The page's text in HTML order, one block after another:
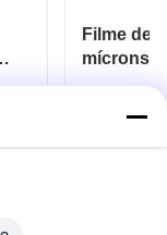
Filme de
mícrons
UV